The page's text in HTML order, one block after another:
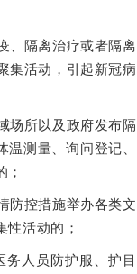
、隔离治疗或者隔离
集活动，引起新冠病
场所以及政府发布隔
测量、询问登记、
防控措施举办各类文
活动的；
人员防护服、护目